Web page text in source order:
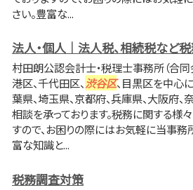
さい。豊富な...
法人・個人｜法人税、相続税など
村田朗公認会計士・税理士事務所（合同
港区、千代田区、渋谷区、目黒区を中心
葉県、埼玉県、京都府、兵庫県、大阪府
相談を承っております。税務に関する様
すので、お困りの際にはお気軽に当事務
富な知識と...
税務調査対策